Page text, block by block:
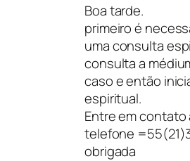
Boa tarde.
primeiro é
uma consulta
consulta a
caso e então
espiritual.
Entre em contato
telefone
obrigada